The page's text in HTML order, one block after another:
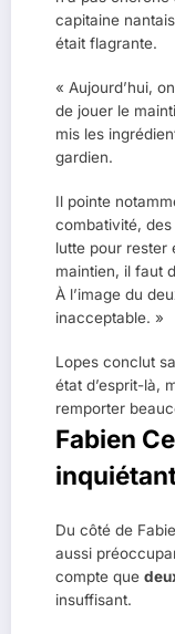
capitaine
était flagrante.
« Aujourd’hui,
de jouer le
mis les
gardien.
Il pointe
combativité,
lutte pour rester
maintien, il faut
À l’image du
inacceptable. »
Lopes conclut
état d’esprit-là,
remporter
Fabien
Du côté de
aussi
compte que
insuffisant.